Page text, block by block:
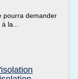
pourra demander
la...